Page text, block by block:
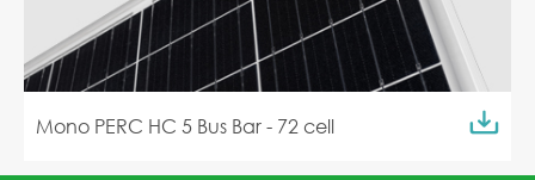
Mono PERC HC 5 Bus Bar - 72 cell